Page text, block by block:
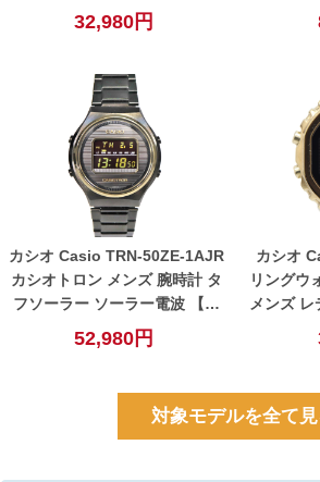
ズ 腕時計 ネイビー 【中古】
32,980円
ム 電波
カシオ Casio TRN-50ZE-1AJR
カシオトロン メンズ 腕時計 タ
フソーラー ソーラー電波 【中
52,980円
カシオ
リングウ
メンズ
対象モデルを全て